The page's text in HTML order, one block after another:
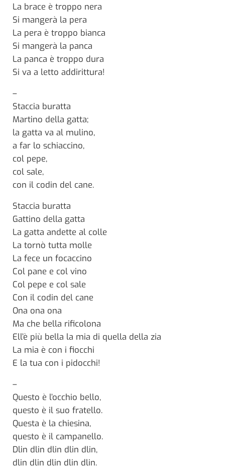
La brace è troppo nera
Si mangerà la pera
La pera è troppo bianca
Si mangerà la panca
La panca è troppo dura
Si va a letto addirittura!
–
Staccia buratta
Martino della gatta;
la gatta va al mulino,
a far lo schiaccino,
col pepe,
col sale,
con il codin del cane.
Staccia buratta
Gattino della gatta
La gatta andette al colle
La tornò tutta molle
La fece un focaccino
Col pane e col vino
Col pepe e col sale
Con il codin del cane
Ona ona ona
Ma che bella rificolona
Ell’è più bella la mia di quella della zia
La mia è con i fiocchi
E la tua con i pidocchi!
–
Questo è l’occhio bello,
questo è il suo fratello.
Questa è la chiesina,
questo è il campanello.
Dlin dlin dlin dlin dlin,
dlin dlin dlin dlin dlin.